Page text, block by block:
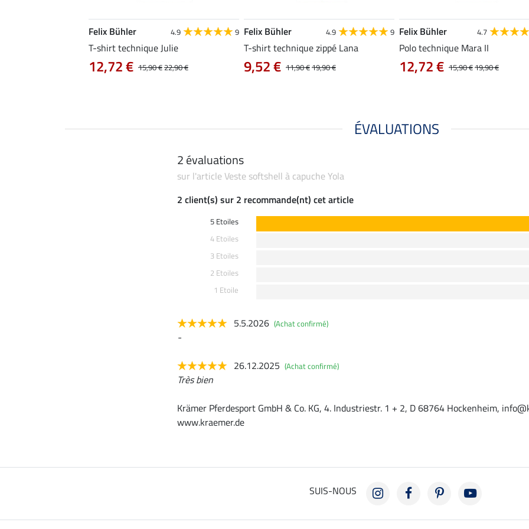
Felix Bühler 4.9 9
T-shirt technique Julie
15,90 €22,90 €
12,72 €
Felix Bühler 4.9 9
T-shirt technique zippé Lana
11,90 €19,90 €
9,52 €
Felix Bühler 4.7
Polo technique Mara II
15,90 €19,90 €
12,72 €
ÉVALUATIONS
2 évaluations
sur l'article Veste softshell à capuche Yola
2 client(s) sur 2 recommande(nt) cet article
5 Etoiles
4 Etoiles
3 Etoiles
2 Etoiles
1 Etoile
5.5.2026 (Achat confirmé)
-
26.12.2025 (Achat confirmé)
Très bien
Krämer Pferdesport GmbH & Co. KG, 4. Industriestr. 1 + 2, D 68764 Hockenheim,
www.kraemer.de
SUIS-NOUS